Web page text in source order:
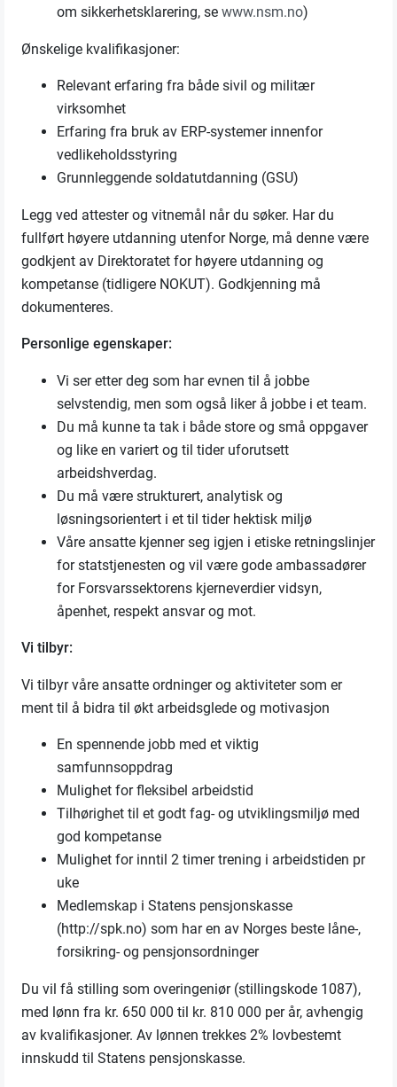
om sikkerhetsklarering, sewww.nsm.no)
Ønskelige kvalifikasjoner:
Relevant erfaring fra både sivil og militær
virksomhet
Erfaring fra bruk av ERP-systemer innenfor
vedlikeholdsstyring
Grunnleggende soldatutdanning (GSU)
Legg ved attester og vitnemål når du søker. Har du
fullført høyere utdanning utenfor Norge, må denne være
godkjent av Direktoratet for høyere utdanning og
kompetanse (tidligere NOKUT). Godkjenning må
dokumenteres.
Personlige egenskaper:
Vi ser etter deg som har evnen til å jobbe
selvstendig, men som også liker å jobbe i et team.
Du må kunne ta tak i både store og små oppgaver
og like en variert og til tider uforutsett
arbeidshverdag.
Du må være strukturert, analytisk og
løsningsorientert i et til tider hektisk miljø
Våre ansatte kjenner seg igjen i etiske retningslinjer
for statstjenesten og vil være gode ambassadører
for Forsvarssektorens kjerneverdier vidsyn,
åpenhet, respekt ansvar og mot.
Vi tilbyr:
Vi tilbyr våre ansatte ordninger og aktiviteter som er
ment til å bidra til økt arbeidsglede og motivasjon
En spennende jobb med et viktig
samfunnsoppdrag
Mulighet for fleksibel arbeidstid
Tilhørighet til et godt fag- og utviklingsmiljø med
god kompetanse
Mulighet for inntil 2 timer trening i arbeidstiden pr
uke
Medlemskap i Statens pensjonskasse
(http://spk.no) som har en av Norges beste låne-,
forsikring- og pensjonsordninger
Du vil få stilling som overingeniør (stillingskode 1087),
med lønn fra kr. 650 000 til kr. 810 000 per år, avhengig
av kvalifikasjoner. Av lønnen trekkes 2% lovbestemt
innskudd til Statens pensjonskasse.